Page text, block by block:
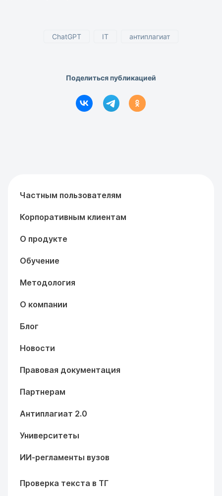
ChatGPT IT антиплагиат
Поделиться публикацией
Частным пользователям
Корпоративным клиентам
О продукте
Обучение
Методология
О компании
Блог
Новости
Правовая документация
Партнерам
Антиплагиат 2.0
Университеты
ИИ-регламенты вузов
Проверка текста в ТГ